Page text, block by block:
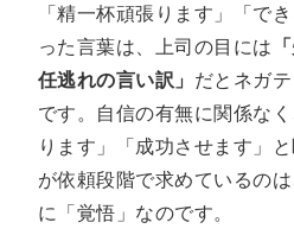
「精一杯頑張ります」「で
った言葉は、上司の目には
任逃れの言い訳」 だとネガ
です。自信の有無に関係な
ります」「成功させます」
が依頼段階で求めているの
に「覚悟」なのです。